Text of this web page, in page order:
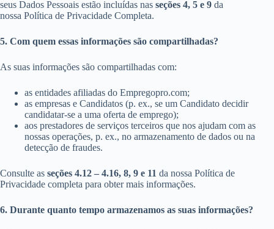
seus Dados Pessoais estão incluídas nas seções 4, 5 e 9 da
nossa Política de Privacidade Completa.
5. Com quem essas informações são compartilhadas?
As suas informações são compartilhadas com:
as entidades afiliadas do Empregopro.com;
as empresas e Candidatos (p. ex., se um Candidato decidir
candidatar-se a uma oferta de emprego);
aos prestadores de serviços terceiros que nos ajudam com as
nossas operações, p. ex., no armazenamento de dados ou na
detecção de fraudes.
Consulte as seções 4.12 – 4.16, 8, 9 e 11 da nossa Política de
Privacidade completa para obter mais informações.
6. Durante quanto tempo armazenamos as suas informações?